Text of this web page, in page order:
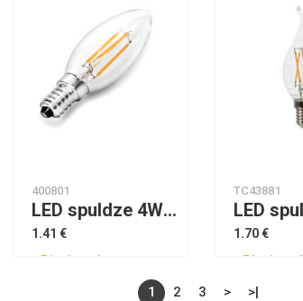
400801
LED spuldze 4W E14 silta gaisma Dipah Fillament Cande 1328
1.41 €
Pieejams!
TC43881
1.70 €
Pieejams!
1 2 3 > >|